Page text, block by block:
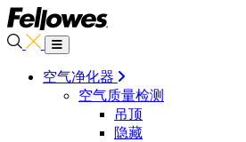
空气净化器
空气质量检测
吊顶
隐藏